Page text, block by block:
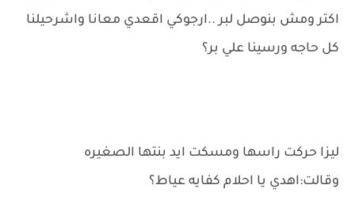
اكتر ومش بنوصل لبر ..ارجوكي اقعدي معانا واشرحيلنا
كل حاجه ورسينا علي بر؟
ليزا حركت راسها ومسكت ايد بنتها الصغيره
وقالت:اهدي يا احلام كفايه عياط؟